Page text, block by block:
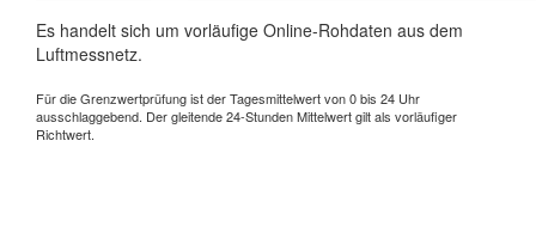
Es handelt sich um vorläufige Online-Rohdaten aus dem
Luftmessnetz.
Für die Grenzwertprüfung ist der Tagesmittelwert von 0 bis 24 Uhr
ausschlaggebend. Der gleitende 24-Stunden Mittelwert gilt als vorläufiger
Richtwert.